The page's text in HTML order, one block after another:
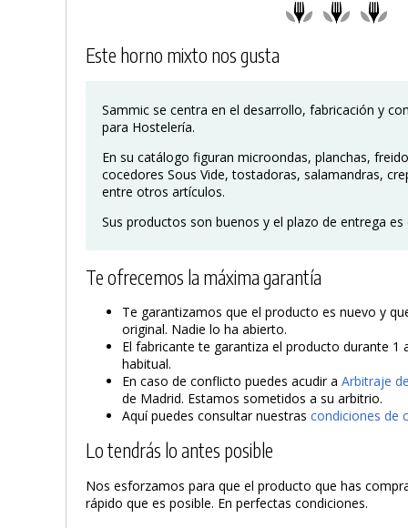
Este horno mixto nos gusta
Sammic se centra en el desarrollo, fabricación y
para Hostelería.
En su catálogo figuran microondas, planchas,
cocedores Sous Vide, tostadoras, salamandras,
entre otros artículos.
Sus productos son buenos y el plazo de entrega es
Te ofrecemos la máxima garantía
Te garantizamos que el producto es nuevo y
original. Nadie lo ha abierto.
El fabricante te garantiza el producto durante 1
habitual.
En caso de conflicto puedes acudir aArbitraje
de Madrid. Estamos sometidos a su arbitrio.
Aquí puedes consultar nuestrascondiciones de
Lo tendrás lo antes posible
Nos esforzamos para que el producto que has
rápido que es posible. En perfectas condiciones.